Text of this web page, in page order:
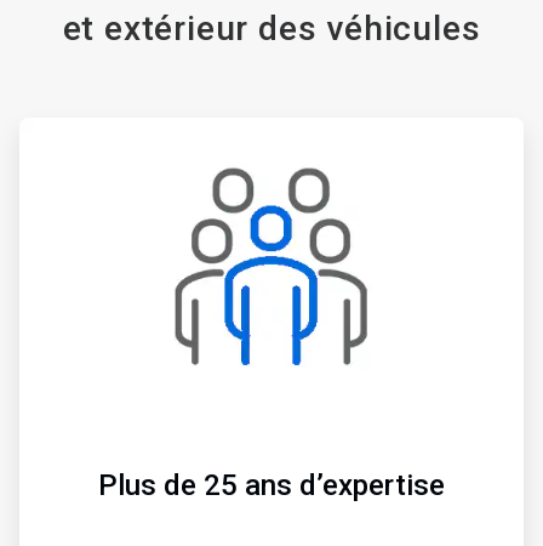
et extérieur des véhicules
Plus de 25 ans d’expertise